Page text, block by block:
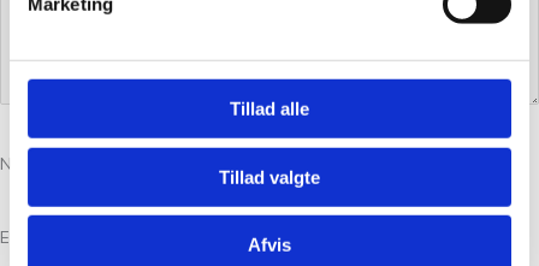
Tillad alle
Tillad valgte
Afvis
Navn
E-mail